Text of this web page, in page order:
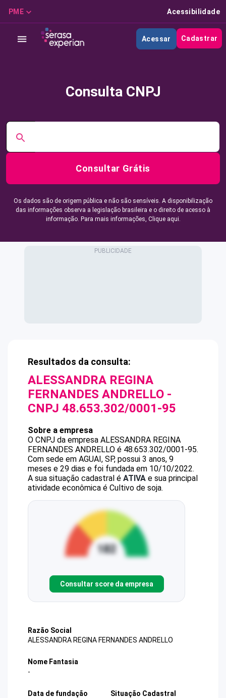
PME Acessibilidade
Acessar Cadastrar
Consulta CNPJ
Consultar Grátis
Os dados são de origem pública e não são sensíveis. A disponibilização
das informações observa a legislação brasileira e o direito de acesso à
informação. Para mais informações, Clique aqui.
Resultados da consulta:
ALESSANDRA REGINA
FERNANDES ANDRELLO -
CNPJ 48.653.302/0001-95
Sobre a empresa
O CNPJ da empresa ALESSANDRA REGINA
FERNANDES ANDRELLO é 48.653.302/0001-95.
Com sede em AGUAI, SP, possui 3 anos, 9
meses e 29 dias e foi fundada em 10/10/2022.
A sua situação cadastral é ATIVA e sua principal
atividade econômica é Cultivo de soja.
Consultar score da empresa
Razão Social
ALESSANDRA REGINA FERNANDES ANDRELLO
Nome Fantasia
-
Data de fundação
Situação Cadastral